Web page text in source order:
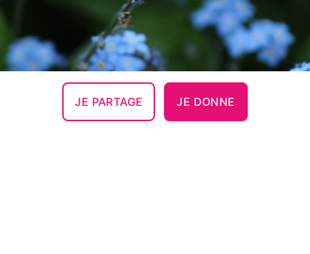
JE PARTAGE JE DONNE